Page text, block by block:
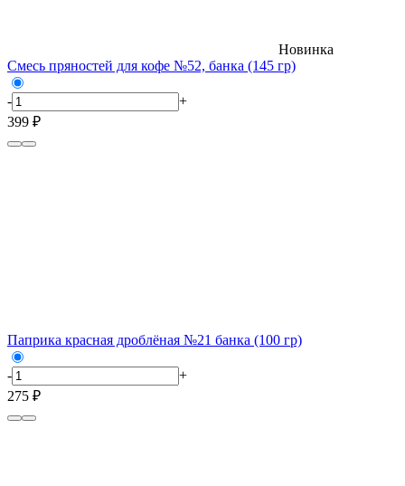
Новинка
Смесь пряностей для кофе №52, банка (145 гр)
-
+
399 ₽
Паприка красная дроблёная №21 банка (100 гр)
-
+
275 ₽